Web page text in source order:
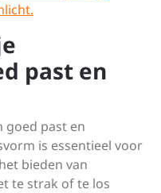
past en
goed past en
is essentieel voor
bieden van
te strak of te los